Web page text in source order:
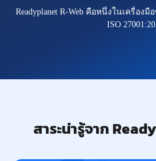
Readyplanet R-Web คือหนึ่งในเครื่อง
ISO
สาระน่ารู้จาก